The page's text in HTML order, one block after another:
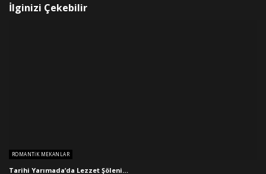
İlginizi Çekebilir
ROMANTIK MEKANLAR
Tarihi Yarımada’da Lezzet Şöleni…